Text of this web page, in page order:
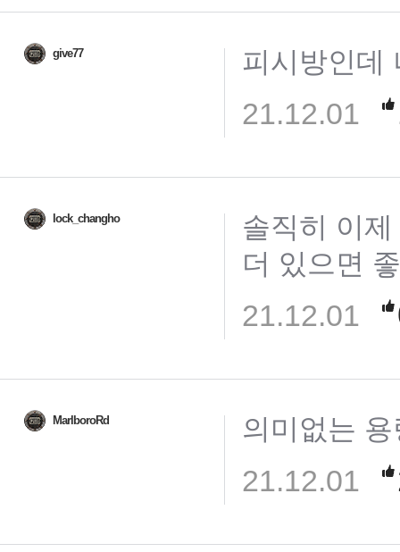
give77 피시방인데
21.12.01
lock_changho
솔직히 이
더 있으면
21.12.01
MarlboroRd 의미없는
21.12.01